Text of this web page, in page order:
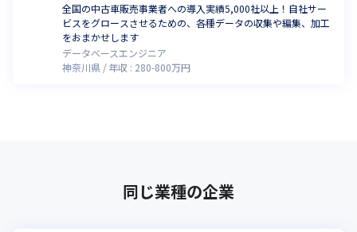
全国の中古車販売事業者への導入実績5,000社以上！自社サー
ビスをグロースさせるための、各種データの収集や編集、加工
をおまかせします
データベースエンジニア
神奈川県
年収 : 280-800万円
同じ業種の企業